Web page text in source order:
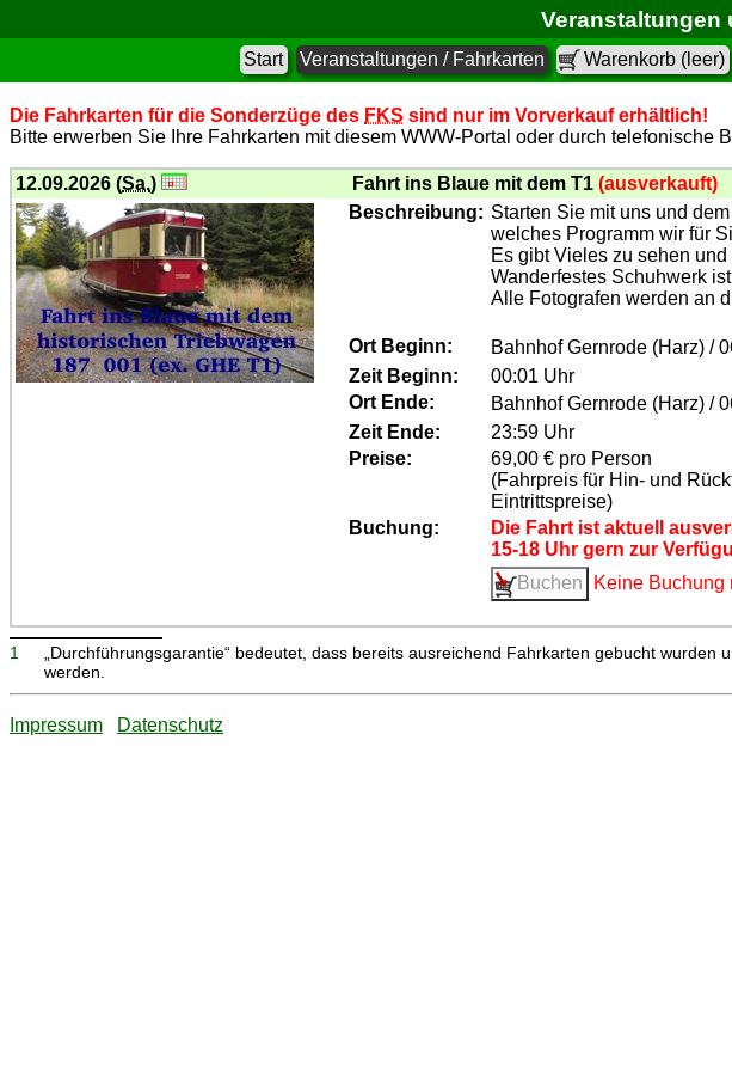
Veranstaltungen
Start Veranstaltungen / Fahrkarten Warenkorb (leer)
Die Fahrkarten für die Sonderzüge des FKS sind nur im Vorverkauf erhältlich!
Bitte erwerben Sie Ihre Fahrkarten mit diesem WWW-Portal oder durch telefonische
12.09.2026 (Sa.) Fahrt ins Blaue mit dem T1 (ausverkauft)
Beschreibung: Starten Sie mit uns und
welches Programm wir für
Es gibt Vieles zu sehen
Wanderfestes Schuhwerk
Alle Fotografen werden an
Ort Beginn:
Bahnhof Gernrode (Harz) /
Zeit Beginn:
00:01 Uhr
Ort Ende:
Bahnhof Gernrode (Harz) /
Zeit Ende:
23:59 Uhr
Preise:
69,00 € pro Person
(Fahrpreis für Hin- und
Eintrittspreise)
Buchung:
Die Fahrt ist aktuell
15-18 Uhr gern zur
Keine Buchung
1
„Durchführungsgarantie“ bedeutet, dass bereits ausreichend Fahrkarten gebucht
werden.
Impressum Datenschutz